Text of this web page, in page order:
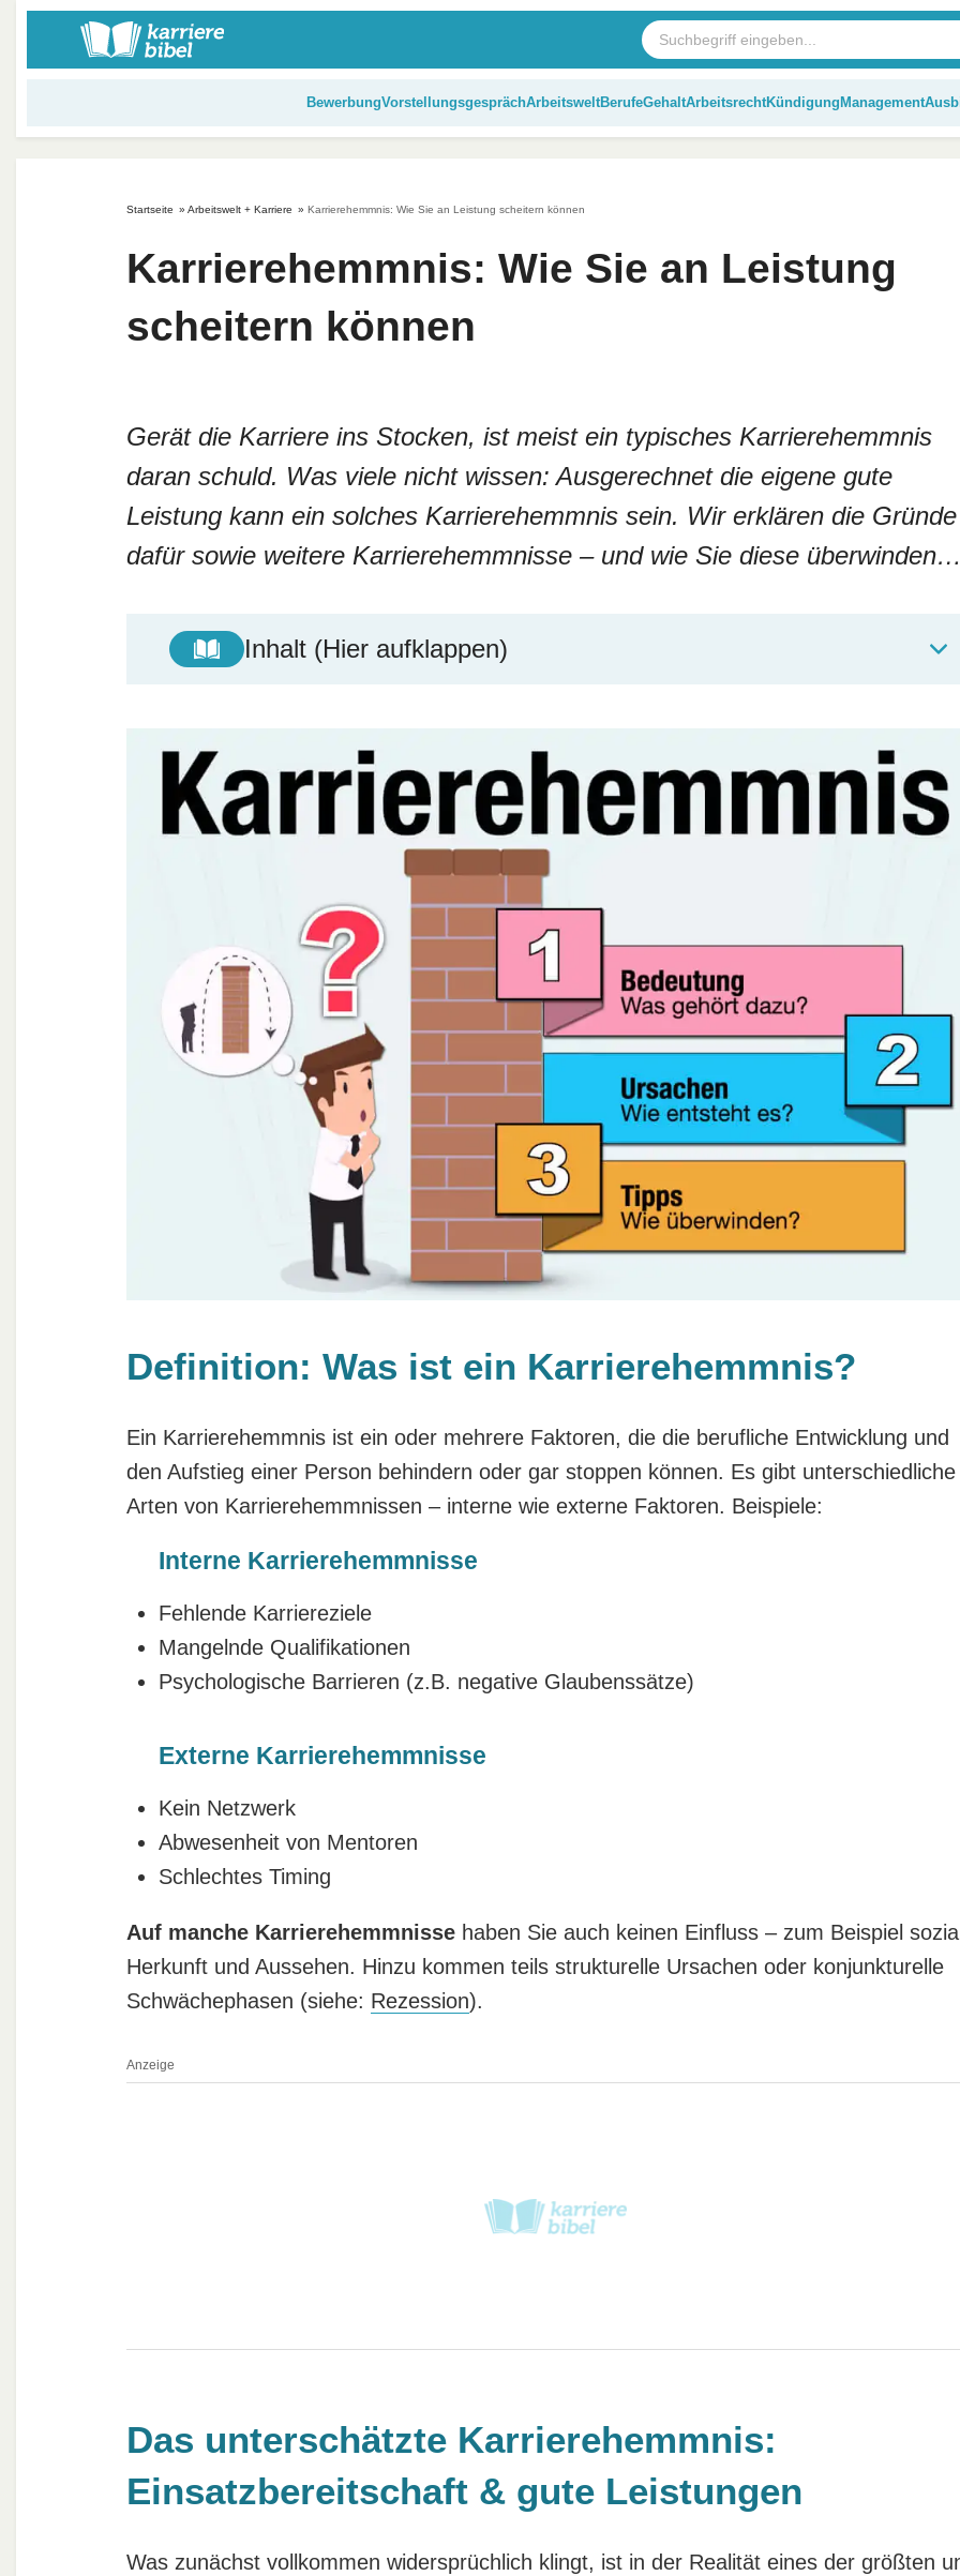
BewerbungVorstellungsgesprächArbeitsweltBerufeGehaltArbeitsrechtKündigung Management
Startseite » Arbeitswelt + Karriere » Karrierehemmnis: Wie Sie an Leistung scheitern können
Karrierehemmnis: Wie Sie an Leistung
scheitern können
Gerät die Karriere ins Stocken, ist meist ein typisches Karrierehemmnis
daran schuld. Was viele nicht wissen: Ausgerechnet die eigene gute
Leistung kann ein solches Karrierehemmnis sein. Wir erklären die Gründe
dafür sowie weitere Karrierehemmnisse – und wie Sie diese
Inhalt (Hier aufklappen)
Definition: Was ist ein Karrierehemmnis?
Ein Karrierehemmnis ist ein oder mehrere Faktoren, die die berufliche Entwicklung und
den Aufstieg einer Person behindern oder gar stoppen können. Es gibt unterschiedliche
Arten von Karrierehemmnissen – interne wie externe Faktoren. Beispiele:
Interne Karrierehemmnisse
Fehlende Karriereziele
Mangelnde Qualifikationen
Psychologische Barrieren (z.B. negative Glaubenssätze)
Externe Karrierehemmnisse
Kein Netzwerk
Abwesenheit von Mentoren
Schlechtes Timing
Auf manche Karrierehemmnissehaben Sie auch keinen Einfluss – zum Beispiel
Herkunft und Aussehen. Hinzu kommen teils strukturelle Ursachen oder konjunkturelle
Schwächephasen (siehe: Rezession).
Anzeige
Das unterschätzte Karrierehemmnis:
Einsatzbereitschaft & gute Leistungen
Was zunächst vollkommen widersprüchlich klingt, ist in der Realität eines der größten